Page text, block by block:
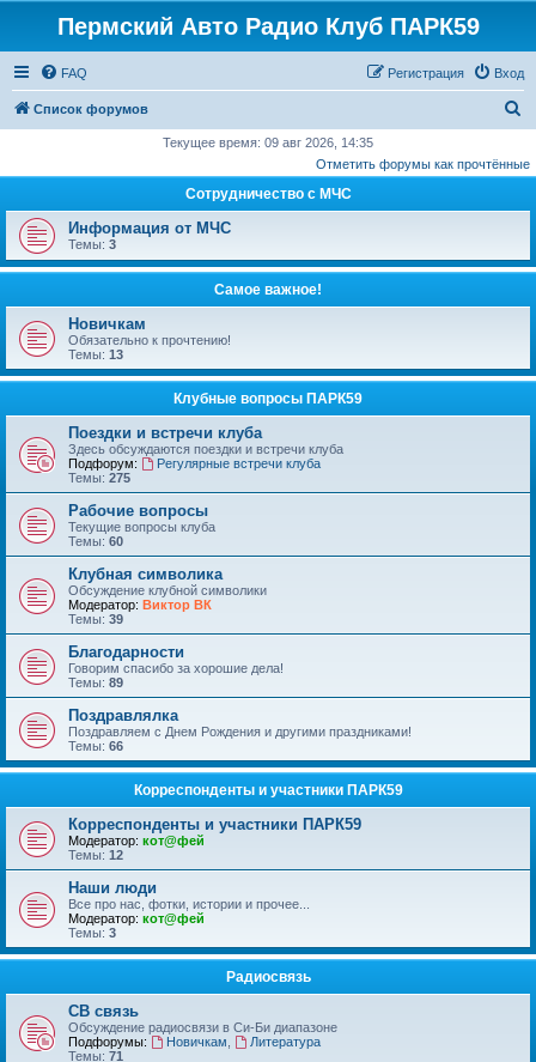
Пермский Авто Радио Клуб ПАРК59
FAQ Вход
Регистрация
Список форумов
и
Текущее время: 09 авг 2026, 14:35
Отметить форумы как прочтённые
Сотрудничество с МЧС
Информация от МЧС
Темы: 3
Самое важное!
Новичкам
Обязательно к прочтению!
Темы: 13
Клубные вопросы ПАРК59
Поездки и встречи клуба
Здесь обсуждаются поездки и встречи клуба
Подфорум:
Регулярные встречи клуба
Темы: 275
Рабочие вопросы
Текущие вопросы клуба
Темы: 60
Клубная символика
Обсуждение клубной символики
Модератор: Виктор ВК
Темы: 39
Благодарности
Говорим спасибо за хорошие дела!
Темы: 89
Поздравлялка
Поздравляем с Днем Рождения и другими праздниками!
Темы: 66
Корреспонденты и участники ПАРК59
Корреспонденты и участники ПАРК59
Модератор: кот@фей
Темы: 12
Наши люди
Все про нас, фотки, истории и прочее...
Модератор: кот@фей
Темы: 3
Радиосвязь
СВ связь
Обсуждение радиосвязи в Си-Би диапазоне
Подфорумы:
Новичкам
Литература
Темы: 71